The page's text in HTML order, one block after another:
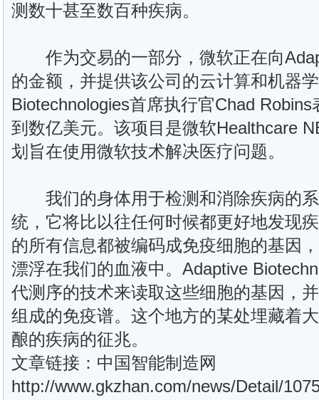
测数十甚至数百种疾病。
作为交易的一部分，微软正在向
的金额，并提供该公司的云计算和机器
Biotechnologies首席执行官Chad
到数亿美元。该项目是微软Healthcare
划旨在使用微软技术解决医疗问题。
我们的身体用于检测和消除疾病的系
统，它将比以往任何时候都更好地发现
的所有信息都被编码成免疫细胞的基因
漂浮在我们的血液中。Adaptive
代测序的技术来读取这些细胞的基因，
组成的免疫谱。这个地方的某处埋藏着
酿的疾病的征兆。
文章链接：中国智能制造网
http://www.gkzhan.com/news/Detail/